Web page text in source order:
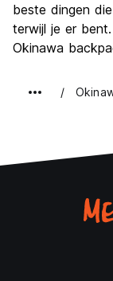
beste dingen
terwijl je er
Okinawa